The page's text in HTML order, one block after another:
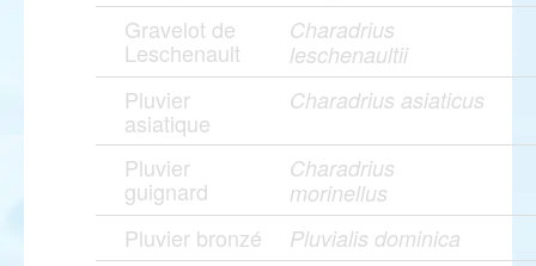
Gravelot de
Leschenault
Charadrius
leschenaultii
Pluvier
asiatique
Charadrius asiaticus
Pluvier
guignard
Charadrius
morinellus
Pluvier bronzé Pluvialis dominica